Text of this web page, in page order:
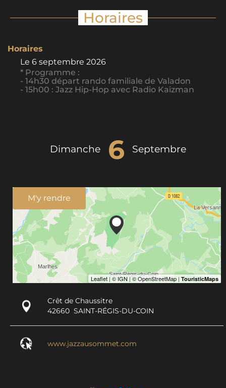
Horaires
Horaires
Le 6 septembre 2026
* Programme :
- 14h30 départ rando familiale de Valadon
- 15h00 : Jazz Hip-Hop avec Radio Kaizman
Dimanche 6 Septembre
M'y rendre
Crêt de Chaussitre
42660 SAINT-RÉGIS-DU-COIN
www.jazzausommet.com